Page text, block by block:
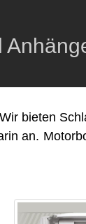
bieten
an.